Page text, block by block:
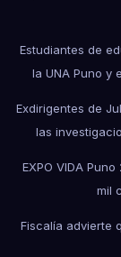
Estudiantes de
la UNA Puno y
Exdirigentes de
las
EXPO VIDA
mil
Fiscalía advierte